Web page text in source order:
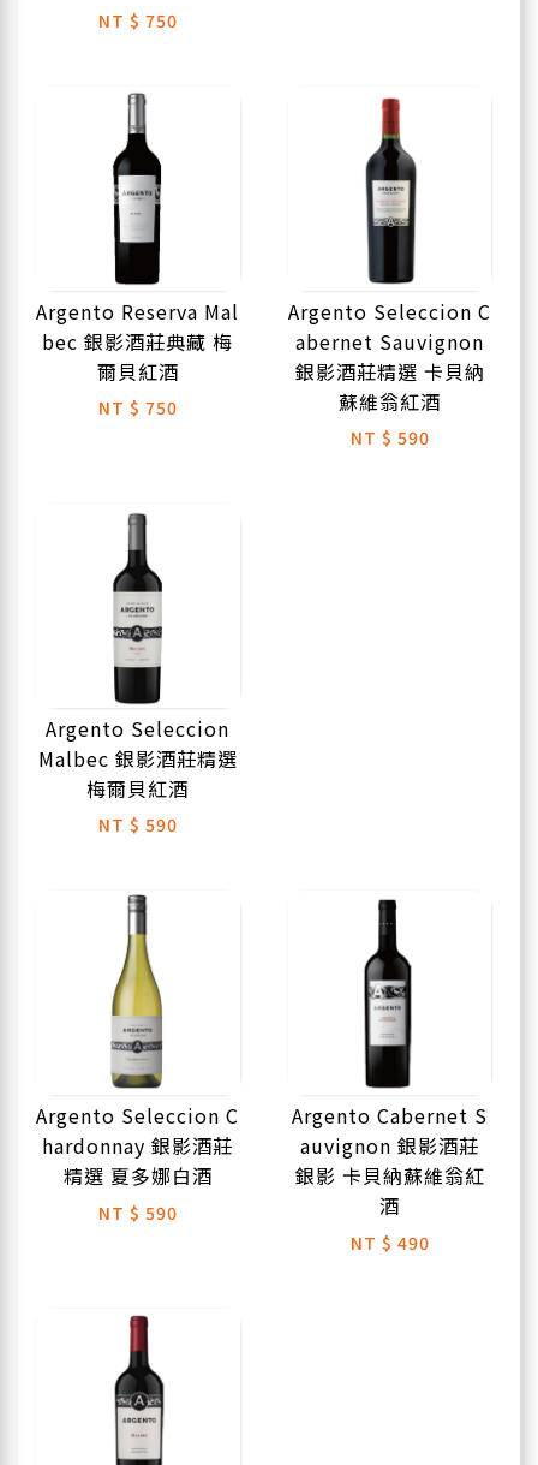
NT $ 750
Argento Reserva Mal
bec 銀影酒莊典藏 梅
爾貝紅酒
NT $ 750
Argento Seleccion C
abernet Sauvignon
銀影酒莊精選 卡貝納
蘇維翁紅酒
NT $ 590
Argento Seleccion
Malbec 銀影酒莊精選
梅爾貝紅酒
NT $ 590
Argento Seleccion C
hardonnay 銀影酒莊
精選 夏多娜白酒
NT $ 590
Argento Cabernet S
auvignon 銀影酒莊
銀影 卡貝納蘇維翁紅
酒
NT $ 490